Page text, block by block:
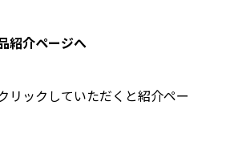
紹介ページへ
リックしていただくと紹介ペー